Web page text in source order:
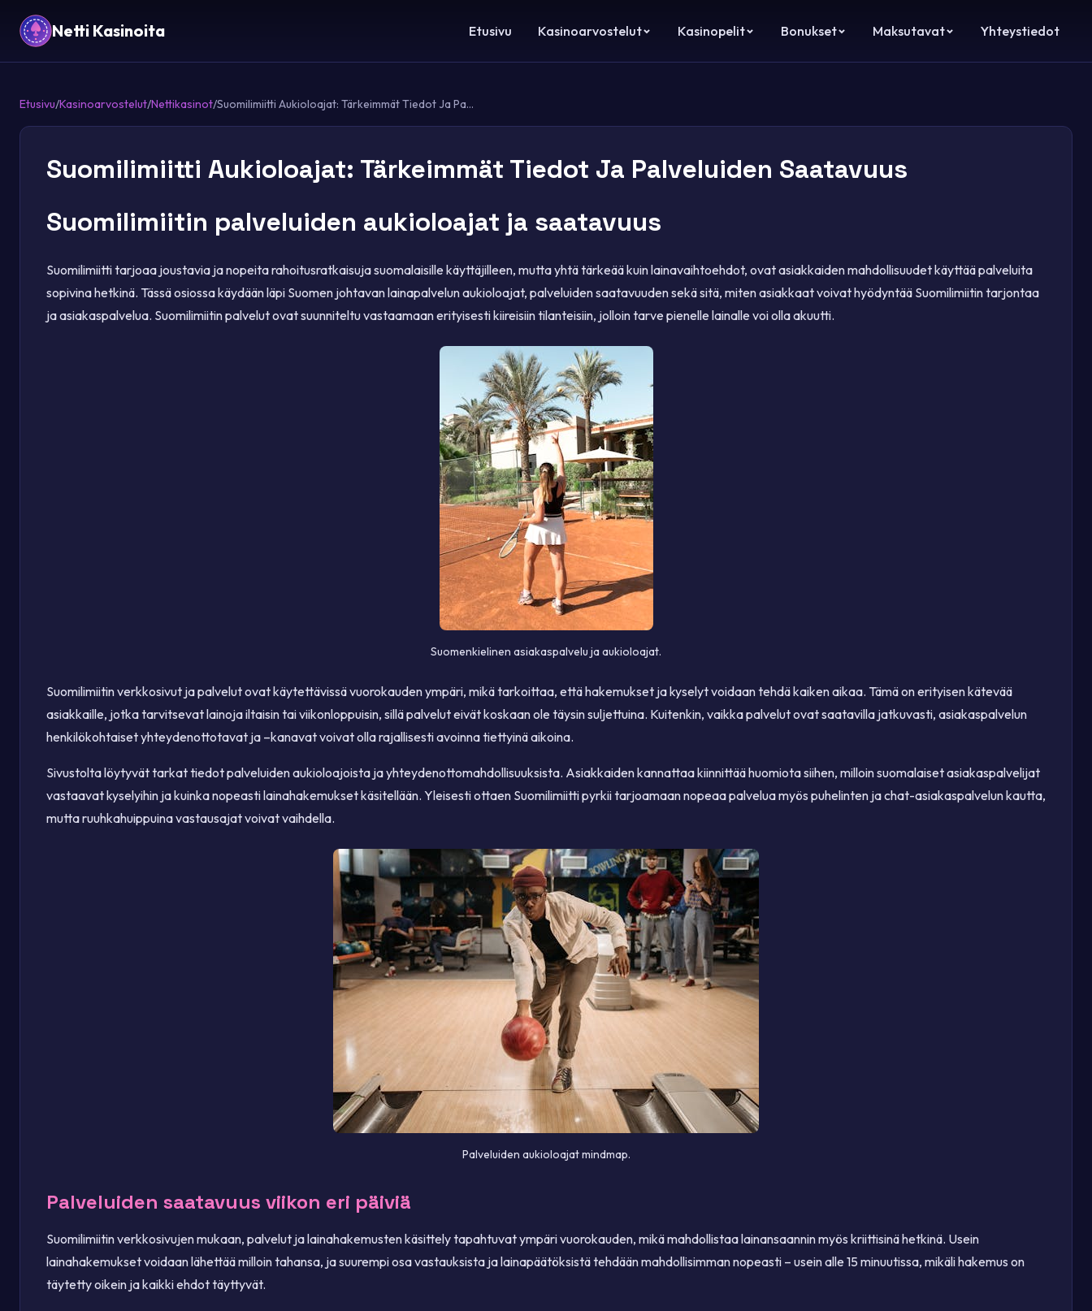
Netti Kasinoita Etusivu Kasinoarvostelut Kasinopelit Bonukset Maksutavat Yhteystiedot
Etusivu/Kasinoarvostelut/Nettikasinot/Suomilimiitti Aukioloajat: Tärkeimmät Tiedot Ja Pa...
Suomilimiitti Aukioloajat: Tärkeimmät Tiedot Ja Palveluiden Saatavuus
Suomilimiitin palveluiden aukioloajat ja saatavuus
Suomilimiitti tarjoaa joustavia ja nopeita rahoitusratkaisuja suomalaisille käyttäjilleen, mutta yhtä tärkeää kuin lainavaihtoehdot, ovat asiakkaiden mahdollisuudet käyttää palveluita
sopivina hetkinä. Tässä osiossa käydään läpi Suomen johtavan lainapalvelun aukioloajat, palveluiden saatavuuden sekä sitä, miten asiakkaat voivat hyödyntää Suomilimiitin tarjontaa
ja asiakaspalvelua. Suomilimiitin palvelut ovat suunniteltu vastaamaan erityisesti kiireisiin tilanteisiin, jolloin tarve pienelle lainalle voi olla akuutti.
Suomenkielinen asiakaspalvelu ja aukioloajat.
Suomilimiitin verkkosivut ja palvelut ovat käytettävissä vuorokauden ympäri, mikä tarkoittaa, että hakemukset ja kyselyt voidaan tehdä kaiken aikaa. Tämä on erityisen kätevää
asiakkaille, jotka tarvitsevat lainoja iltaisin tai viikonloppuisin, sillä palvelut eivät koskaan ole täysin suljettuina. Kuitenkin, vaikka palvelut ovat saatavilla jatkuvasti, asiakaspalvelun
henkilökohtaiset yhteydenottotavat ja –kanavat voivat olla rajallisesti avoinna tiettyinä aikoina.
Sivustolta löytyvät tarkat tiedot palveluiden aukioloajoista ja yhteydenottomahdollisuuksista. Asiakkaiden kannattaa kiinnittää huomiota siihen, milloin suomalaiset asiakaspalvelijat
vastaavat kyselyihin ja kuinka nopeasti lainahakemukset käsitellään. Yleisesti ottaen Suomilimiitti pyrkii tarjoamaan nopeaa palvelua myös puhelinten ja chat-asiakaspalvelun kautta,
mutta ruuhkahuippuina vastausajat voivat vaihdella.
Palveluiden aukioloajat mindmap.
Palveluiden saatavuus viikon eri päiviä
Suomilimiitin verkkosivujen mukaan, palvelut ja lainahakemusten käsittely tapahtuvat ympäri vuorokauden, mikä mahdollistaa lainansaannin myös kriittisinä hetkinä. Usein
lainahakemukset voidaan lähettää milloin tahansa, ja suurempi osa vastauksista ja lainapäätöksistä tehdään mahdollisimman nopeasti – usein alle 15 minuutissa, mikäli hakemus on
täytetty oikein ja kaikki ehdot täyttyvät.